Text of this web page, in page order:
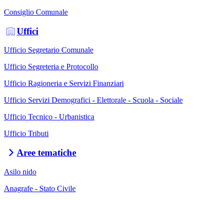
Consiglio Comunale
Uffici
Ufficio Segretario Comunale
Ufficio Segreteria e Protocollo
Ufficio Ragioneria e Servizi Finanziari
Ufficio Servizi Demografici - Elettorale - Scuola - Sociale
Ufficio Tecnico - Urbanistica
Ufficio Tributi
Aree tematiche
Asilo nido
Anagrafe - Stato Civile